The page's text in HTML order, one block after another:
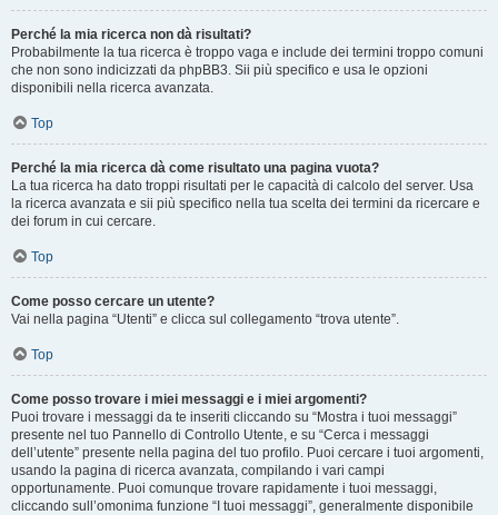
Perché la mia ricerca non dà risultati?
Probabilmente la tua ricerca è troppo vaga e include dei termini troppo comuni
che non sono indicizzati da phpBB3. Sii più specifico e usa le opzioni
disponibili nella ricerca avanzata.
Top
Perché la mia ricerca dà come risultato una pagina vuota?
La tua ricerca ha dato troppi risultati per le capacità di calcolo del server. Usa
la ricerca avanzata e sii più specifico nella tua scelta dei termini da ricercare e
dei forum in cui cercare.
Top
Come posso cercare un utente?
Vai nella pagina “Utenti” e clicca sul collegamento “trova utente”.
Top
Come posso trovare i miei messaggi e i miei argomenti?
Puoi trovare i messaggi da te inseriti cliccando su “Mostra i tuoi messaggi”
presente nel tuo Pannello di Controllo Utente, e su “Cerca i messaggi
dell’utente” presente nella pagina del tuo profilo. Puoi cercare i tuoi argomenti,
usando la pagina di ricerca avanzata, compilando i vari campi
opportunamente. Puoi comunque trovare rapidamente i tuoi messaggi,
cliccando sull’omonima funzione “I tuoi messaggi”, generalmente disponibile